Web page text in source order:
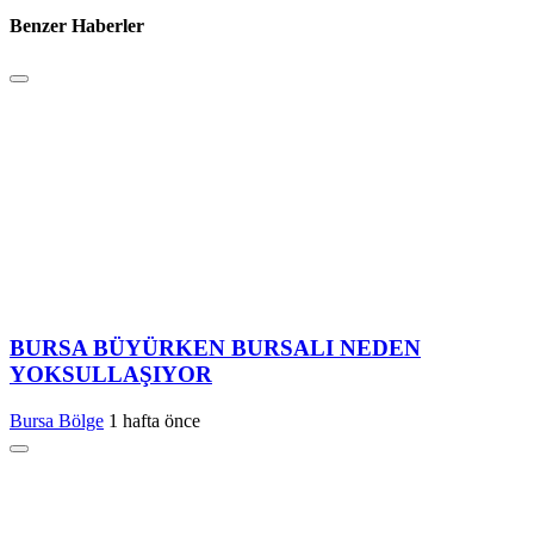
Benzer Haberler
BURSA BÜYÜRKEN BURSALI NEDEN
YOKSULLAŞIYOR
Bursa Bölge 1 hafta önce